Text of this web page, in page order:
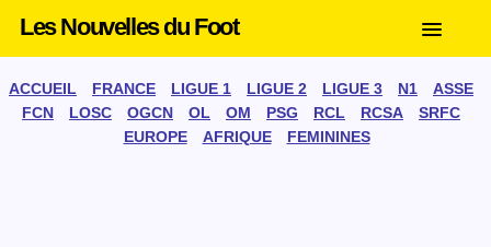
Les Nouvelles du Foot
ACCUEIL FRANCE LIGUE 1 LIGUE 2 LIGUE 3 N1
ASSE
FCN
LOSC OGCN OL OM PSG RCL RCSA
SRFC
EUROPE
AFRIQUE FEMININES